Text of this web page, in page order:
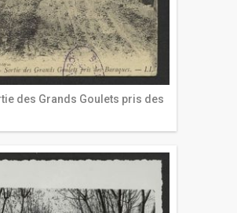
des Grands Goulets pris des